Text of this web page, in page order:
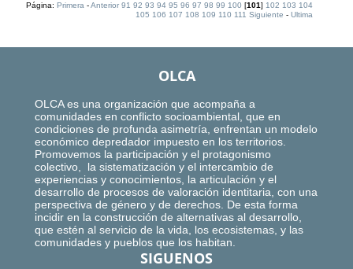
Página:Primera -Anterior 91 92 93 94 95 96 97 98 99 100 [101]102 103 104
105 106 107 108 109 110 111 Siguiente -Ultima
OLCA
OLCA es una organización que acompaña a
comunidades en conflicto socioambiental, que en
condiciones de profunda asimetría, enfrentan un modelo
económico depredador impuesto en los territorios.
Promovemos la participación y el protagonismo
colectivo, la sistematización y el intercambio de
experiencias y conocimientos, la articulación y el
desarrollo de procesos de valoración identitaria, con una
perspectiva de género y de derechos. De esta forma
incidir en la construcción de alternativas al desarrollo,
que estén al servicio de la vida, los ecosistemas, y las
comunidades y pueblos que los habitan.
SIGUENOS